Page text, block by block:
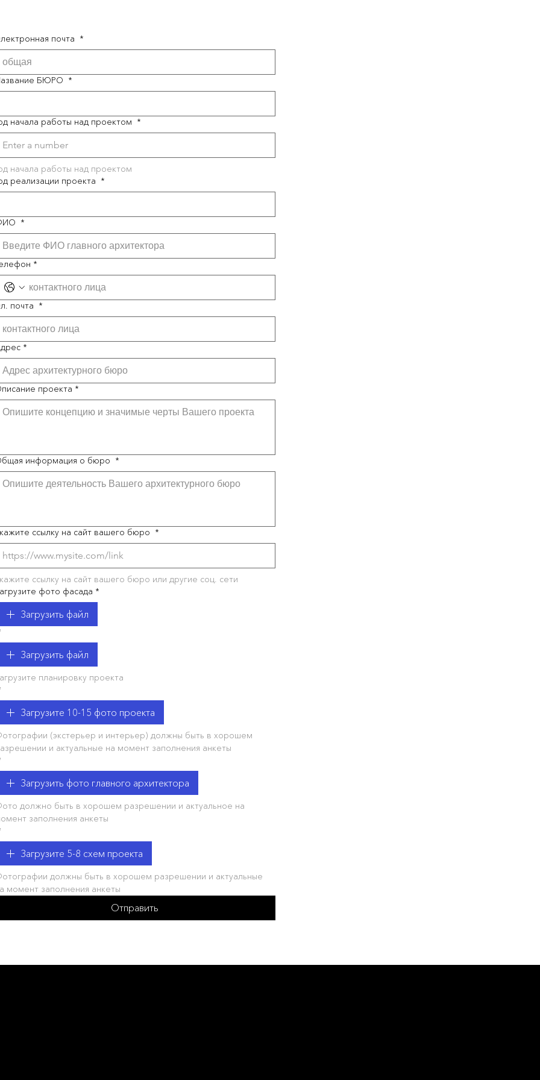
Электронная почта *
БЮРО *
Год начала работы над проектом *
начала работы над проектом
реализации проекта *
*
*
почта *
*
проекта *
информация о бюро *
ссылку на сайт вашего бюро *
ссылку на сайт вашего бюро или другие соц. сети
фото фасада *
Загрузить файл
Загрузить файл
планировку проекта
Загрузите 10-15 фото проекта
(экстерьер и интерьер) должны быть в хорошем
и актуальные на момент заполнения анкеты
Загрузить фото главного архитектора
должно быть в хорошем разрешении и актуальное на
Загрузите 5-8 схем проекта
должны быть в хорошем разрешении и актуальные
момент заполнения анкеты
Отправить